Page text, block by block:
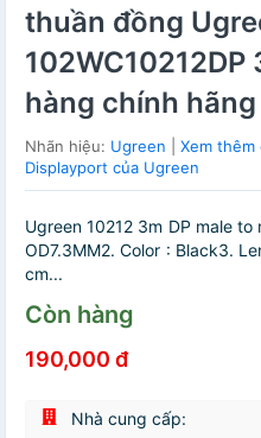
thuần đồng
102WC10212DP
hàng chính hãng
Nhãn hiệu: Ugreen
Xem thêm
Displayport của Ugreen
Ugreen 10212 3m DP male to
OD7.3MM2. Color : Black3.
cm...
Còn hàng
190,000 đ
Nhà cung cấp: